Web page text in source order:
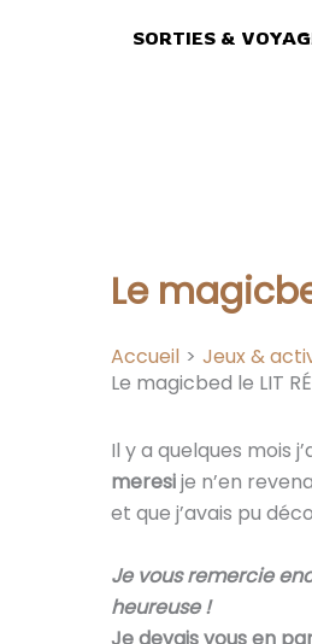
SORTIES &
Le
Accueil Jeux &
Le magicbed le LIT
Il y a quelques mois
meresije n’en
et que j’avais pu
Je vous remercie
heureuse !
Je devais vous en